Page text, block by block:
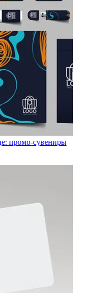
промо-сувениры